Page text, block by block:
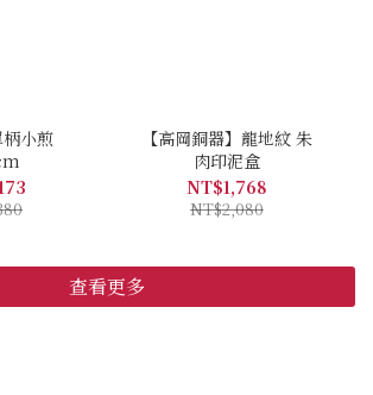
柄小煎
【高岡銅器】龍地紋 朱
肉印泥盒
NT$1,768
NT$2,080
查看更多